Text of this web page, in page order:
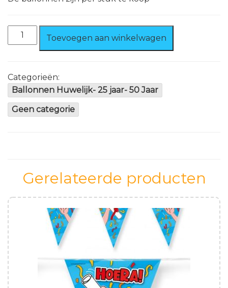
Ballonnen
afbreekbaar
aantal
Toevoegen aan winkelwagen
Categorieën:
Ballonnen Huwelijk- 25 jaar- 50 Jaar
Geen categorie
Gerelateerde producten